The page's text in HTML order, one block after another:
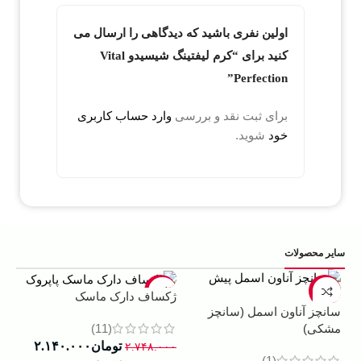
اولین نفری باشید که دیدگاهی را ارسال می
کنید برای “کرم لیفتینگ شیسیدو Vital
Perfection”
برای ثبت نقد و بررسی وارد حساب کاربری
خود شوید.
سایر محصولات
-13%
سانچز آناون اسمل (سانچز
مشکی)
-22%
ژکساف دارک ماسک
(11)
۲.۷۴۸.۰۰۰ تومان ۲.۱۴۰.۰۰۰